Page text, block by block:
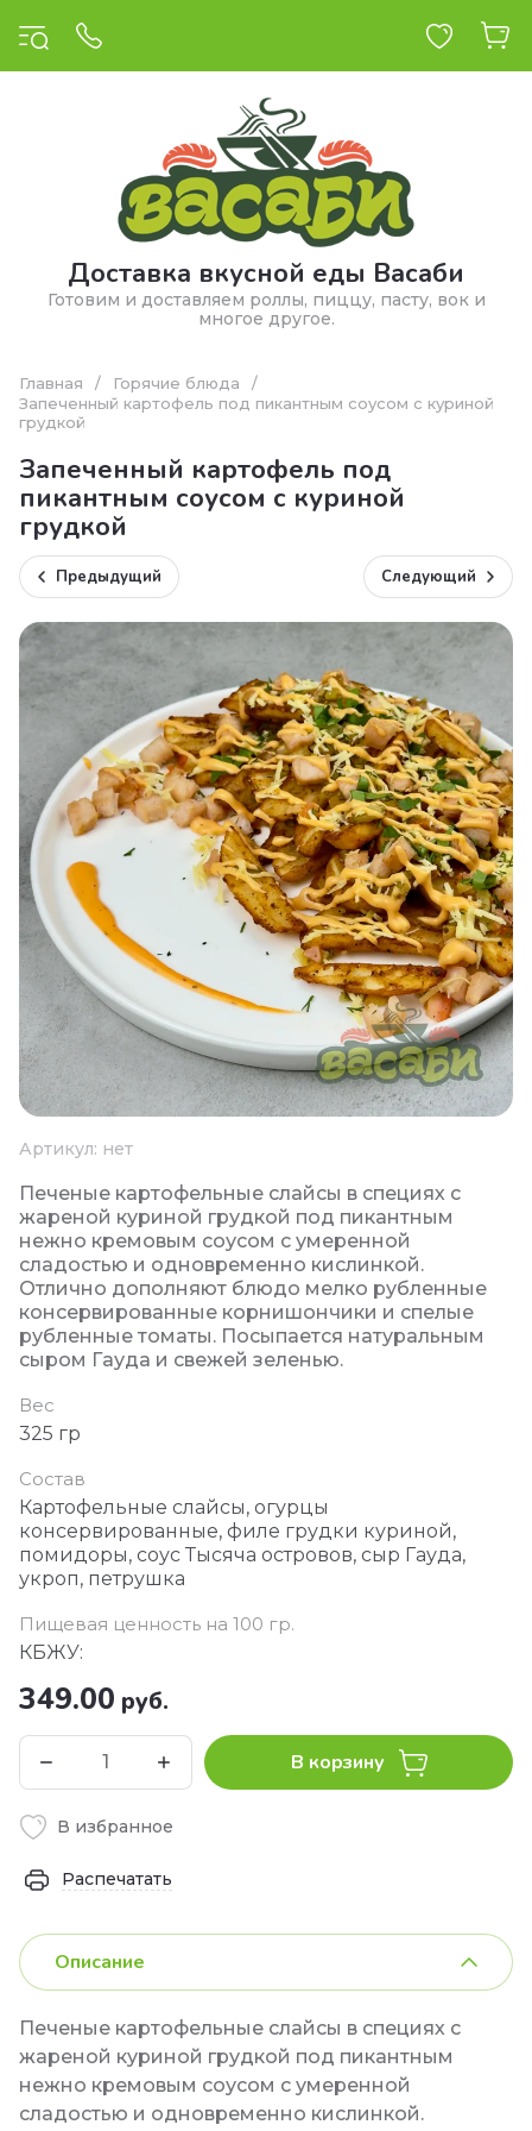
Доставка вкусной еды Васаби
Готовим и доставляем роллы, пиццу, пасту, вок и
многое другое.
Главная / Горячие блюда
/
Запеченный картофель под пикантным соусом с куриной
грудкой
Запеченный картофель под
пикантным соусом с куриной
грудкой
Предыдущий Следующий
Артикул: нет
Печеные картофельные слайсы в специях с
жареной куриной грудкой под пикантным
нежно кремовым соусом с умеренной
сладостью и одновременно кислинкой.
Отлично дополняют блюдо мелко рубленные
консервированные корнишончики и спелые
рубленные томаты. Посыпается натуральным
сыром Гауда и свежей зеленью.
Вес
325 гр
Состав
Картофельные слайсы, огурцы
консервированные, филе грудки куриной,
помидоры, соус Тысяча островов, сыр Гауда,
укроп, петрушка
Пищевая ценность на 100 гр.
КБЖУ:
349.00 руб.
В корзину
В избранное
Распечатать
Описание
Печеные картофельные слайсы в специях с
жареной куриной грудкой под пикантным
нежно кремовым соусом с умеренной
сладостью и одновременно кислинкой.